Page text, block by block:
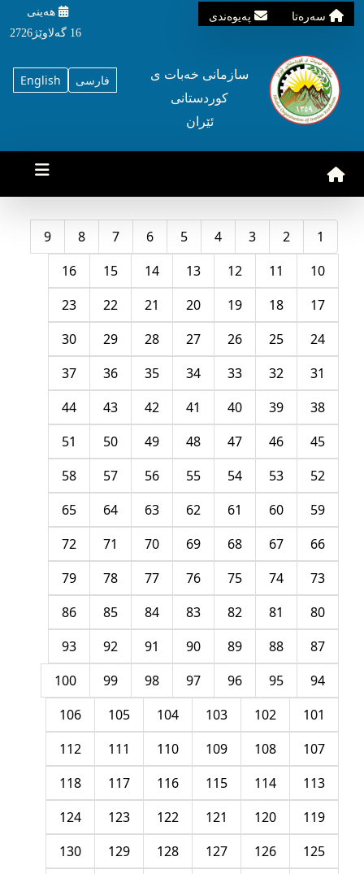
سه‌ره‌تا په‌یوه‌ندی
هه‌ینی
16 گه‌لاوێژ2726
English فارسی
سازمانی خه‌بات ی
کوردستانی
ئێران
1
2
3
4
5
6
7
8
9
10
11
12
13
14
15
16
17
18
19
20
21
22
23
24
25
26
27
28
29
30
31
32
33
34
35
36
37
38
39
40
41
42
43
44
45
46
47
48
49
50
51
52
53
54
55
56
57
58
59
60
61
62
63
64
65
66
67
68
69
70
71
72
73
74
75
76
77
78
79
80
81
82
83
84
85
86
87
88
89
90
91
92
93
94
95
96
97
98
99
100
101
102
103
104
105
106
107
108
109
110
111
112
113
114
115
116
117
118
119
120
121
122
123
124
125
126
127
128
129
130